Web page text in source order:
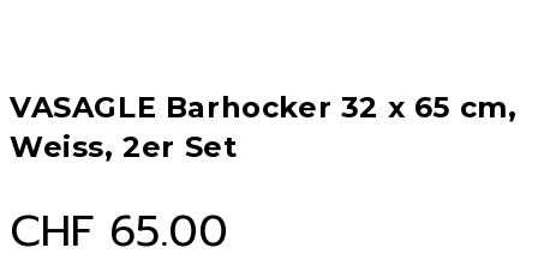
VASAGLE Barhocker 32 x 65 cm,
Weiss, 2er Set
CHF 65.00